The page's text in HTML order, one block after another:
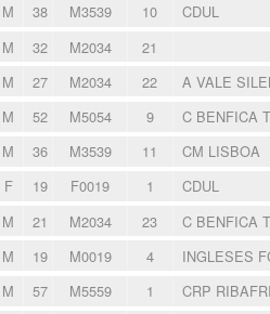
M 38 M3539 10 CDUL
M 32 M2034 21
M 27 M2034 22 A VALE
M 52 M5054 9 C BENFICA
M 36 M3539 11 CM LISBOA
F 19 F0019 1 CDUL
M 21 M2034 23 C BENFICA
M 19 M0019 4 INGLESES
M 57 M5559 1 CRP